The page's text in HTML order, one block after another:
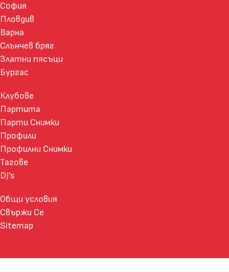
София
Пловдив
Варна
Слънчев бряг
Златни пясъци
Бургас
Клубове
Партита
Парти Снимки
Профили
Профилни Снимки
Тагове
DJ's
Общи условия
Свържи Се
Sitemap